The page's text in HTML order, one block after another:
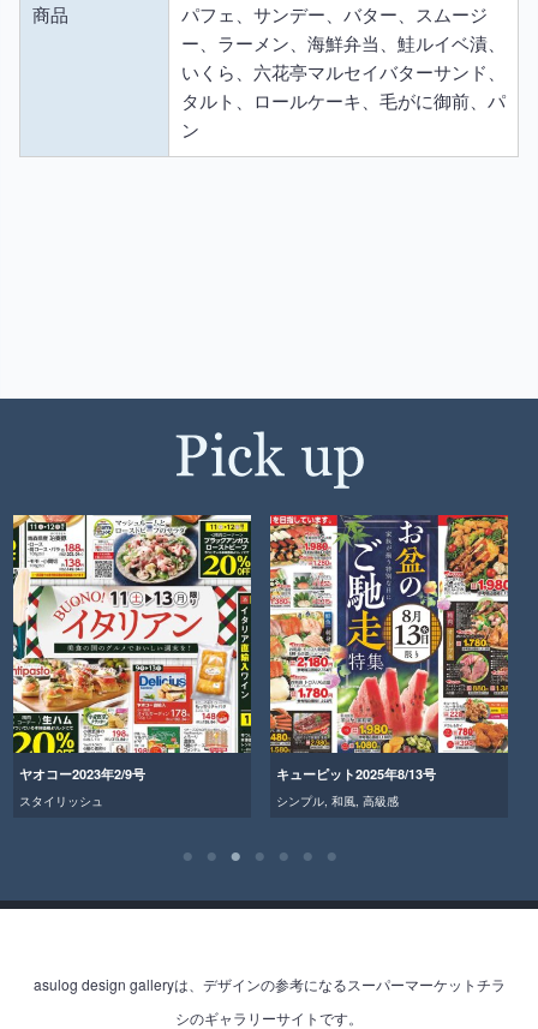
商品
パフェ、サンデー、バター、スムージ
ー、ラーメン、海鮮弁当、鮭ルイベ漬、
いくら、六花亭マルセイバターサンド、
タルト、ロールケーキ、毛がに御前、パ
ン
ヤオコー2023年2/9号
スタイリッシュ
キューピット2025年8/13号
シンプル, 和風, 高級感
asulog design galleryは、デザインの参考になるスーパーマーケットチラ
シのギャラリーサイトです。